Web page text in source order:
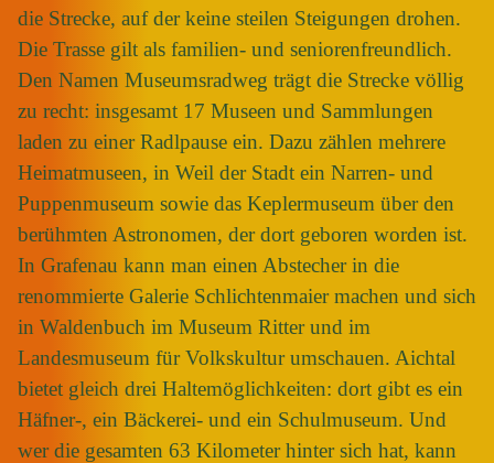
die Strecke, auf der keine steilen Steigungen drohen.
Die Trasse gilt als familien- und seniorenfreundlich.
Den Namen Museumsradweg trägt die Strecke völlig
zu recht: insgesamt 17 Museen und Sammlungen
laden zu einer Radlpause ein. Dazu zählen mehrere
Heimatmuseen, in Weil der Stadt ein Narren- und
Puppenmuseum sowie das Keplermuseum über den
berühmten Astronomen, der dort geboren worden ist.
In Grafenau kann man einen Abstecher in die
renommierte Galerie Schlichtenmaier machen und sich
in Waldenbuch im Museum Ritter und im
Landesmuseum für Volkskultur umschauen. Aichtal
bietet gleich drei Haltemöglichkeiten: dort gibt es ein
Häfner-, ein Bäckerei- und ein Schulmuseum. Und
wer die gesamten 63 Kilometer hinter sich hat, kann